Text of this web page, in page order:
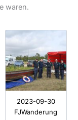
waren.
2023-09-30
FJWanderung